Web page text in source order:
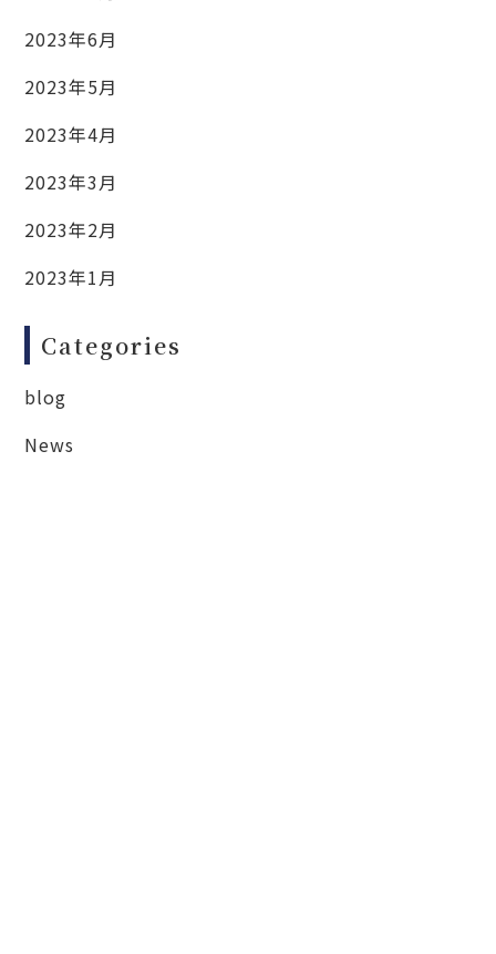
2023年6月
2023年5月
2023年4月
2023年3月
2023年2月
2023年1月
Categories
blog
News